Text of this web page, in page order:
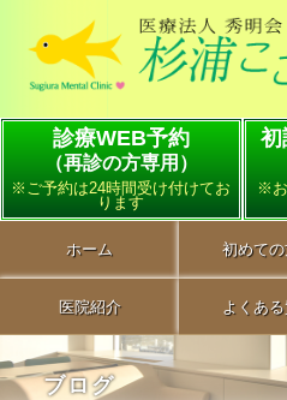
診療WEB予約
（再診の方専用）
※ご予約は24時間受け付けてお
ります
初
※お
ホーム 初めて
医院紹介 よくあ
ブログ